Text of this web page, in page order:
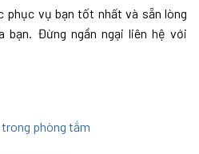
phục vụ bạn tốt nhất và sẵn lòng
bạn. Đừng ngần ngại liên hệ với
phòng tắm